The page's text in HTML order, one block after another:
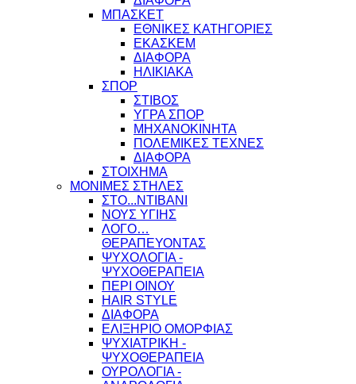
ΜΠΑΣΚΕΤ
ΕΘΝΙΚΕΣ ΚΑΤΗΓΟΡΙΕΣ
ΕΚΑΣΚΕΜ
ΔΙΑΦΟΡΑ
ΗΛΙΚΙΑΚΑ
ΣΠΟΡ
ΣΤΙΒΟΣ
ΥΓΡΑ ΣΠΟΡ
ΜΗΧΑΝΟΚΙΝΗΤΑ
ΠΟΛΕΜΙΚΕΣ ΤΕΧΝΕΣ
ΔΙΑΦΟΡΑ
ΣΤΟΙΧΗΜΑ
ΜΟΝΙΜΕΣ ΣΤΗΛΕΣ
ΣΤΟ...ΝΤΙΒΑΝΙ
ΝΟΥΣ ΥΓΙΗΣ
ΛΟΓΟ…
ΘΕΡΑΠΕΥΟΝΤΑΣ
ΨΥΧΟΛΟΓΙΑ -
ΨΥΧΟΘΕΡΑΠΕΙΑ
ΠΕΡΙ ΟΙΝΟΥ
HAIR STYLE
ΔΙΑΦΟΡΑ
ΕΛΙΞΗΡΙΟ ΟΜΟΡΦΙΑΣ
ΨΥΧΙΑΤΡΙΚΗ -
ΨΥΧΟΘΕΡΑΠΕΙΑ
ΟΥΡΟΛΟΓΙΑ -